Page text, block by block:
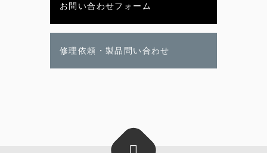
お問い合わせフォーム
修理依頼・製品問い合わせ